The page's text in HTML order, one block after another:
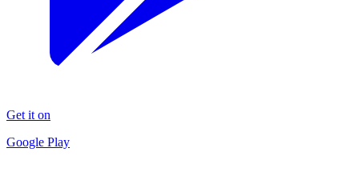
Get it on
Google Play